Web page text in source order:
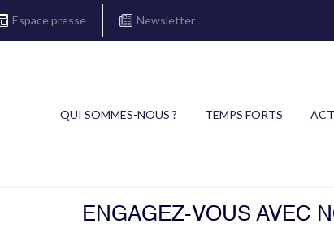
Espace presse Newsletter
QUI SOMMES-NOUS ? TEMPS FORTS
ENGAGEZ-VOUS AVEC